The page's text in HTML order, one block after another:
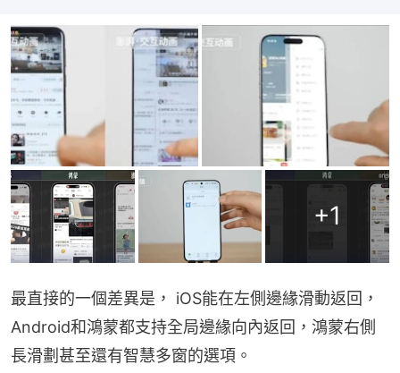
+1
最直接的一個差異是， iOS能在左側邊緣滑動返回，
Android和鴻蒙都支持全局邊緣向內返回，鴻蒙右側
長滑劃甚至還有智慧多窗的選項。